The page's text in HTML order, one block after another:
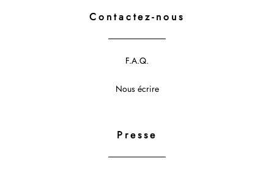
Contactez-nous
F.A.Q.
Nous écrire
Presse